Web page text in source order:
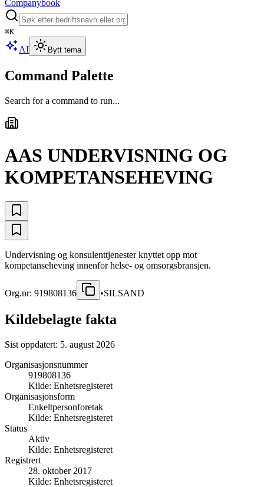
Companybook
⌘K
AI Bytt tema
Command Palette
Search for a command to run...
AAS UNDERVISNING OG
KOMPETANSEHEVING
Undervisning og konsulenttjenester knyttet opp mot
kompetanseheving innenfor helse- og omsorgsbransjen.
Org.nr: 919808136 •SILSAND
Kildebelagte fakta
Sist oppdatert: 5. august 2026
Organisasjonsnummer
919808136
Kilde: Enhetsregisteret
Organisasjonsform
Enkeltpersonforetak
Kilde: Enhetsregisteret
Status
Aktiv
Kilde: Enhetsregisteret
Registrert
28. oktober 2017
Kilde: Enhetsregisteret